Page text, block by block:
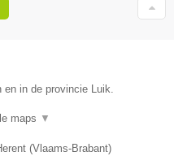
en in de provincie Luik.
maps ▼
(Vlaams-Brabant)